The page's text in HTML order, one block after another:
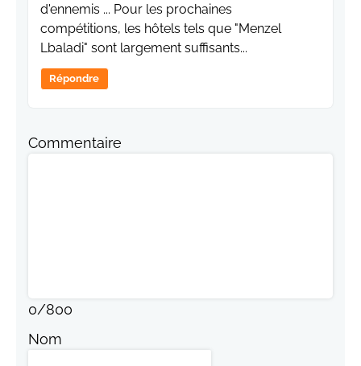
d'ennemis ... Pour les prochaines
compétitions, les hôtels tels que "Menzel
Lbaladi" sont largement suffisants...
Répondre
Commentaire
0/800
Nom